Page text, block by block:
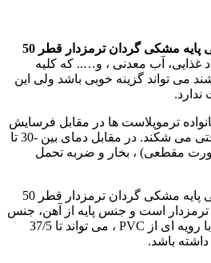
چرخ پلی آمید نارنجی وارداتی پایه مشکی گردان ترمزدار قطر 50
غذایی، آب معدنی ، و….. که کلیه
می تواند گزینه خوبی باشد ولی این
ترموپلاست ها در مقابل فرسایش
و فشار مقاوم بوده و به سختی می شکند. در مقابل دمای بین -30 تا
مقطعی) ، بخار و ضربه تحمل
چرخ پلی آمید نارنجی وارداتی پایه مشکی گردان ترمزدار قطر 50
ترمزدار است و جنس پایه از آهن، جنس
رینگ آن از پلی آمید است و با رویه ای از PVC ، می تواند تا 37/5
باشد.